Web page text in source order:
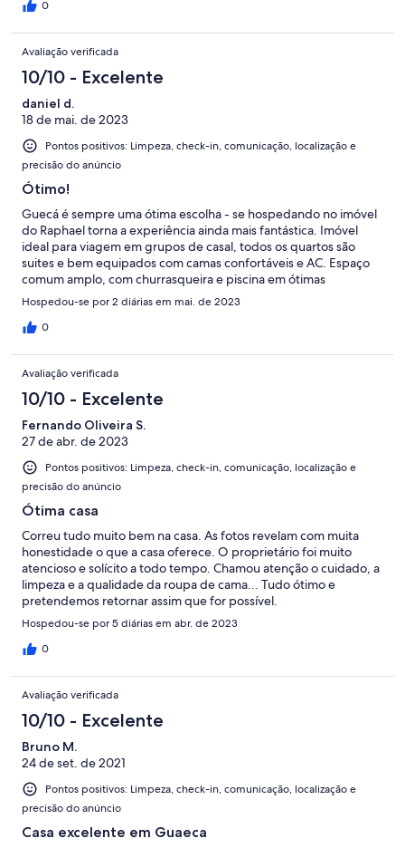
de conhecê-la. Uma casa excelente para famílias.
0
Avaliação verificada
10/10 - Excelente
daniel d.
18 de mai. de 2023
Pontos positivos: Limpeza, check-in, comunicação, localização e
precisão do anúncio
Ótimo!
Guecá é sempre uma ótima escolha - se hospedando no imóvel
do Raphael torna a experiência ainda mais fantástica. Imóvel
ideal para viagem em grupos de casal, todos os quartos são
suites e bem equipados com camas confortáveis e AC. Espaço
comum amplo, com churrasqueira e piscina em ótimas
condições. Localização próxima das quadras de tênis para
aqueles que gostam. Atendimento e comunicação com
proprietário muito fácil e ágil. Retornaria e indico.
Hospedou-se por 2 diárias em mai. de 2023
0
Avaliação verificada
10/10 - Excelente
Fernando Oliveira S.
27 de abr. de 2023
Pontos positivos: Limpeza, check-in, comunicação, localização e
precisão do anúncio
Ótima casa
Correu tudo muito bem na casa. As fotos revelam com muita
honestidade o que a casa oferece. O proprietário foi muito
atencioso e solícito a todo tempo. Chamou atenção o cuidado, a
limpeza e a qualidade da roupa de cama... Tudo ótimo e
pretendemos retornar assim que for possível.
Hospedou-se por 5 diárias em abr. de 2023
0
Avaliação verificada
10/10 - Excelente
Bruno M.
24 de set. de 2021
Pontos positivos: Limpeza, check-in, comunicação, localização e
precisão do anúncio
Casa excelente em Guaeca